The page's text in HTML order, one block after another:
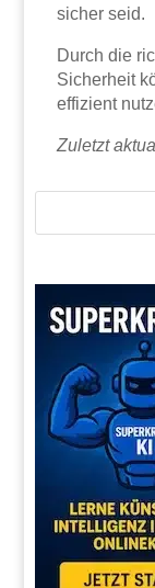
sicher seid.
Durch die
Sicherheit
effizient
Zuletzt